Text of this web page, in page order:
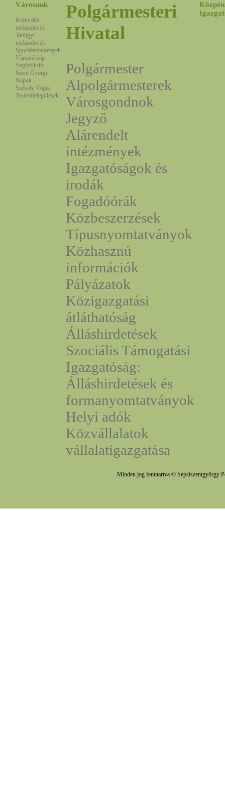
Városunk
Kulturális
intézmények
Tanügyi
intézmények
Sportlétesítmények
Várostérkép
Sugásfürdő
Szent György
Napok
Székely Vágta
Testvértelepülések
Polgármesteri
Hivatal
Polgármester
Alpolgármesterek
Városgondnok
Jegyző
Alárendelt
intézmények
Igazgatóságok és
irodák
Fogadóórák
Közbeszerzések
Típusnyomtatványok
Közhasznú
információk
Pályázatok
Közigazgatási
átláthatóság
Álláshirdetések
Szociális Támogatási
Igazgatóság:
Álláshirdetések és
formanyomtatványok
Helyi adók
Közvállalatok
vállalatigazgatása
Minden jog fenntartva © Sepsiszentgyörgy